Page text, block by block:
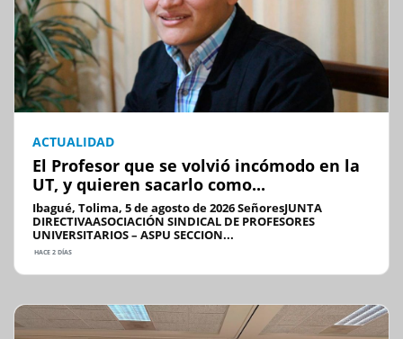
ACTUALIDAD
El Profesor que se volvió incómodo en la
UT, y quieren sacarlo como...
Ibagué, Tolima, 5 de agosto de 2026 SeñoresJUNTA
DIRECTIVAASOCIACIÓN SINDICAL DE PROFESORES
UNIVERSITARIOS – ASPU SECCION...
HACE 2 DÍAS